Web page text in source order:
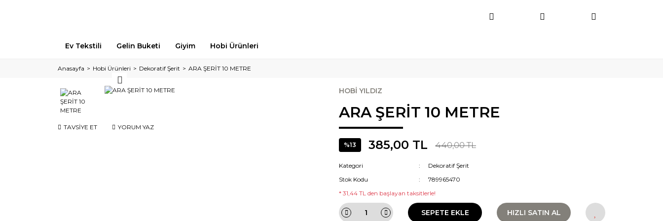
Ev Tekstili Gelin Buketi Giyim Hobi Ürünleri
Anasayfa Hobi Ürünleri Dekoratif Şerit ARA ŞERİT 10 METRE
TAVSİYE ET YORUM YAZ
HOBİ YILDIZ
ARA ŞERİT 10 METRE
%13 385,00 TL 440,00 TL
Kategori
Dekoratif Şerit
Stok Kodu
789965470
* 31,44 TL den başlayan taksitlerle!
SEPETE EKLE HIZLI SATIN AL